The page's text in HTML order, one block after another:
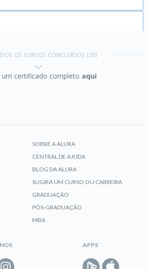
Avançando em funções e criando suas
OS CURSOS CONCLUÍDOS (20)
certificado completo aqui
SOBRE A ALURA
CENTRAL DE AJUDA
BLOG DA ALURA
SUGIRA UM CURSO OU CARREIRA
GRADUAÇÃO
PÓS-GRADUAÇÃO
MBA
APPS